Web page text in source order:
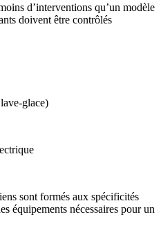
d’interventions qu’un modèle
doivent être contrôlés
glace)
sont formés aux spécificités
équipements nécessaires pour un